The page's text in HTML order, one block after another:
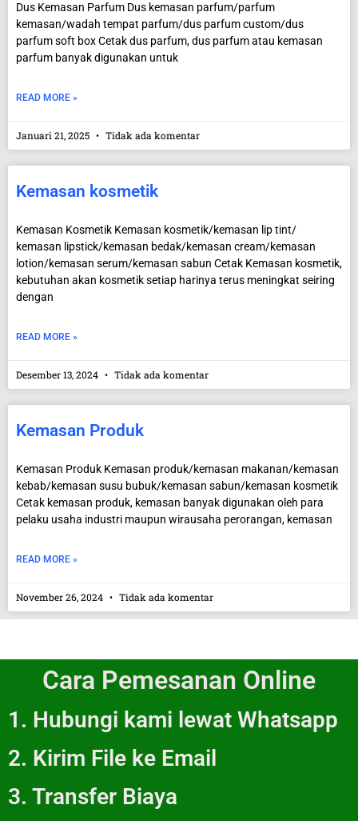
Dus Kemasan Parfum Dus kemasan parfum/parfum
kemasan/wadah tempat parfum/dus parfum custom/dus
parfum soft box Cetak dus parfum, dus parfum atau kemasan
parfum banyak digunakan untuk
READ MORE »
Januari 21, 2025 Tidak ada komentar
Kemasan kosmetik
Kemasan Kosmetik Kemasan kosmetik/kemasan lip tint/
kemasan lipstick/kemasan bedak/kemasan cream/kemasan
lotion/kemasan serum/kemasan sabun Cetak Kemasan kosmetik,
kebutuhan akan kosmetik setiap harinya terus meningkat seiring
dengan
READ MORE »
Desember 13, 2024 Tidak ada komentar
Kemasan Produk
Kemasan Produk Kemasan produk/kemasan makanan/kemasan
kebab/kemasan susu bubuk/kemasan sabun/kemasan kosmetik
Cetak kemasan produk, kemasan banyak digunakan oleh para
pelaku usaha industri maupun wirausaha perorangan, kemasan
READ MORE »
November 26, 2024 Tidak ada komentar
Cara Pemesanan Online
1. Hubungi kami lewat Whatsapp
2. Kirim File ke Email
3. Transfer Biaya